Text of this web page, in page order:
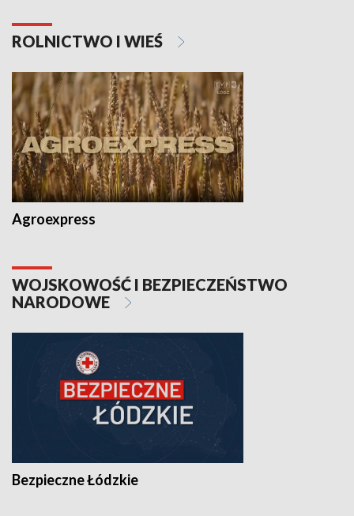
ROLNICTWO I WIEŚ
Agroexpress
WOJSKOWOŚĆ I BEZPIECZEŃSTWO
NARODOWE
Bezpieczne Łódzkie